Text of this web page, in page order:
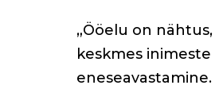
e
b
l
„Ööelu on
keskmes